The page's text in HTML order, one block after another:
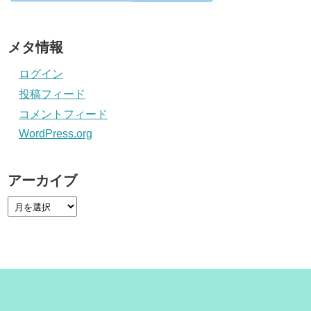
メタ情報
ログイン
投稿フィード
コメントフィード
WordPress.org
アーカイブ